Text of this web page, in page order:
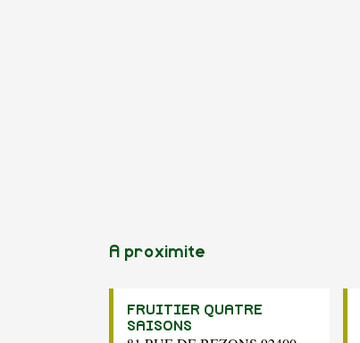
A proximite
FRUITIER QUATRE
SAISONS